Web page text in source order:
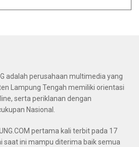
adalah perusahaan multimedia yang
Lampung Tengah memiliki orientasi
serta periklanan dengan
Nasional.
pertama kali terbit pada 17
saat ini mampu diterima baik semua